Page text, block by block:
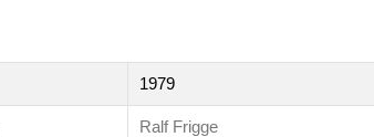
1979
Ralf Frigge